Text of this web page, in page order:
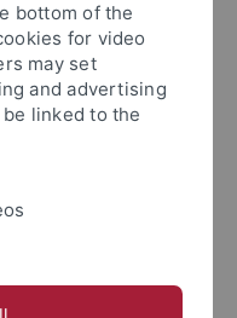
aktuell
bottom of the
for video
may set
and advertising
linked to the